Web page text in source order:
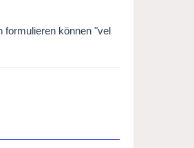
formulieren können "vel